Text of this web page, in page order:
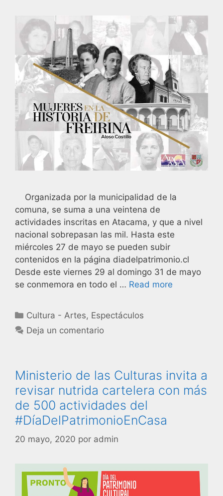
Organizada por la municipalidad de la
comuna, se suma a una veintena de
actividades inscritas en Atacama, y que a nivel
nacional sobrepasan las mil. Hasta este
miércoles 27 de mayo se pueden subir
contenidos en la página diadelpatrimonio.cl
Desde este viernes 29 al domingo 31 de mayo
se conmemora en todo el … Read more
Cultura - Artes, Espectáculos
Deja un comentario
Ministerio de las Culturas invita a
revisar nutrida cartelera con más
de 500 actividades del
#DíaDelPatrimonioEnCasa
20 mayo, 2020 por admin